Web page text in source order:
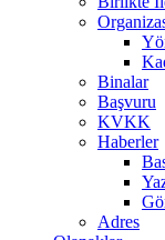
Binalar
Başvuru
KVKK
Haberler
Adres